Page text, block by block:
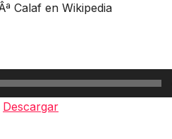
Calaf en Wikipedia
Descargar